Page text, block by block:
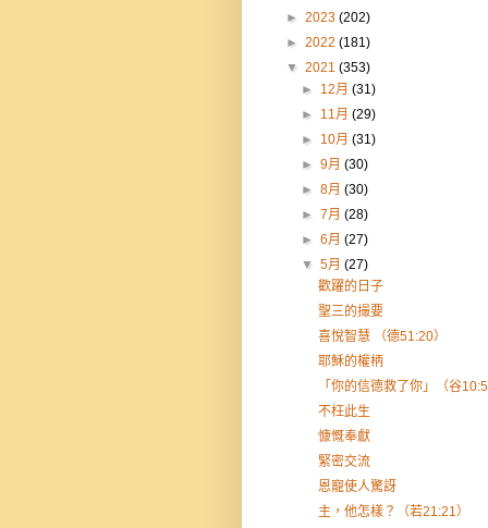
► 2023 (202)
► 2022 (181)
▼ 2021 (353)
► 12月(31)
► 11月(29)
► 10月(31)
►9月(30)
►8月(30)
►7月(28)
►6月(27)
▼5月(27)
歡躍的日子
聖三的撮要
喜悅智慧 （德51:20）
耶穌的權柄
「你的信德救了你」（谷
不枉此生
慷慨奉獻
緊密交流
恩寵使人驚訝
主，他怎樣？（若21:21）